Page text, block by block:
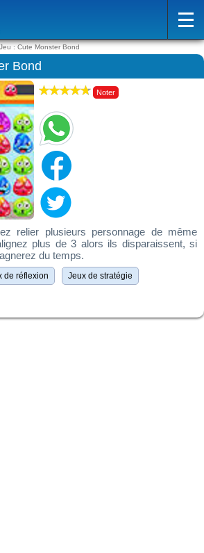
Jeu : Cute Monster Bond
Bond
Noter
relier plusieurs personnage de même
plus de 3 alors ils disparaissent, si
du temps.
de réflexion Jeux de stratégie